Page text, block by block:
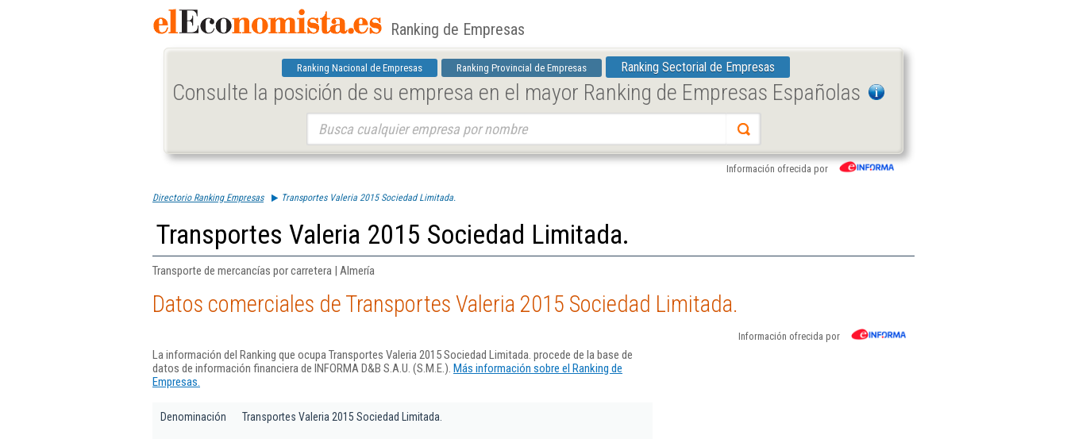
Ranking de Empresas
Ranking Nacional de Empresas Ranking Provincial de Empresas Ranking Sectorial de Empresas
Consulte la posición de su empresa en el mayor Ranking de Empresas Españolas
Información ofrecida por
Directorio Ranking Empresas Transportes Valeria 2015 Sociedad Limitada.
Transportes Valeria 2015 Sociedad Limitada.
Transporte de mercancías por carretera | Almería
Datos comerciales de Transportes Valeria 2015 Sociedad Limitada.
Información ofrecida por
La información del Ranking que ocupa Transportes Valeria 2015 Sociedad Limitada. procede de la base de
datos de información financiera de INFORMA D&B S.A.U. (S.M.E.). Más información sobre el Ranking de
Empresas.
Denominación Transportes Valeria 2015 Sociedad Limitada.